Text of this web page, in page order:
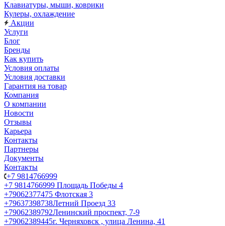
Клавиатуры, мыши, коврики
Кулеры, охлаждение
Акции
Услуги
Блог
Бренды
Как купить
Условия оплаты
Условия доставки
Гарантия на товар
Компания
О компании
Новости
Отзывы
Карьера
Контакты
Партнеры
Документы
Контакты
+7 9814766999
+7 9814766999 Площадь Победы 4
+79062377475 Флотская 3
+79637398738Летний Проезд 33
+79062389792Ленинский проспект, 7-9
+79062389445г. Черняховск , улица Ленина, 41